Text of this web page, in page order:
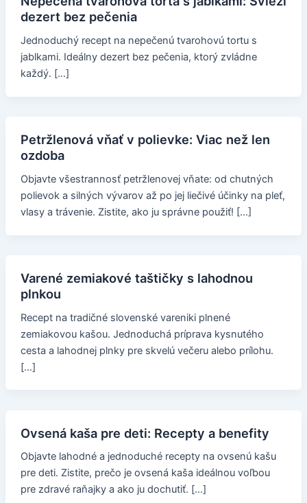
dezert bez pečenia
Jednoduchý recept na nepečenú tvarohovú tortu s
jablkami. Ideálny dezert bez pečenia, ktorý zvládne
každý. […]
Petržlenová vňať v polievke: Viac než len
ozdoba
Objavte všestrannosť petržlenovej vňate: od chutných
polievok a silných vývarov až po jej liečivé účinky na pleť,
vlasy a trávenie. Zistite, ako ju správne použiť! […]
Varené zemiakové taštičky s lahodnou
plnkou
Recept na tradičné slovenské vareniki plnené
zemiakovou kašou. Jednoduchá príprava kysnutého
cesta a lahodnej plnky pre skvelú večeru alebo prílohu.
[…]
Ovsená kaša pre deti: Recepty a benefity
Objavte lahodné a jednoduché recepty na ovsenú kašu
pre deti. Zistite, prečo je ovsená kaša ideálnou voľbou
pre zdravé raňajky a ako ju dochutiť. […]